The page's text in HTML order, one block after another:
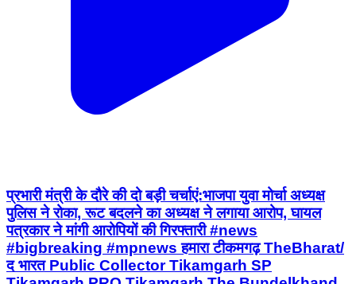
प्रभारी मंत्री के दौरे की दो बड़ी चर्चाएं:भाजपा युवा मोर्चा अध्यक्ष
पुलिस ने रोका, रूट बदलने का अध्यक्ष ने लगाया आरोप, घायल
पत्रकार ने मांगी आरोपियों की गिरफ्तारी #news
#bigbreaking #mpnews हमारा टीकमगढ़ TheBharat/
द भारत Public Collector Tikamgarh SP